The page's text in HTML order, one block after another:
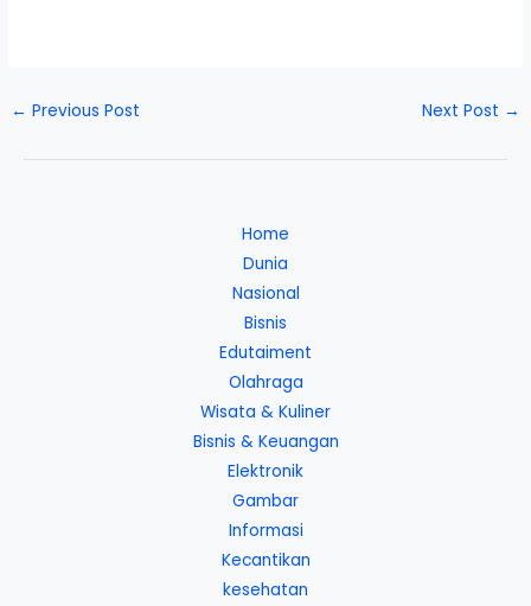
← Previous Post Next Post →
Home
Dunia
Nasional
Bisnis
Edutaiment
Olahraga
Wisata & Kuliner
Bisnis & Keuangan
Elektronik
Gambar
Informasi
Kecantikan
kesehatan